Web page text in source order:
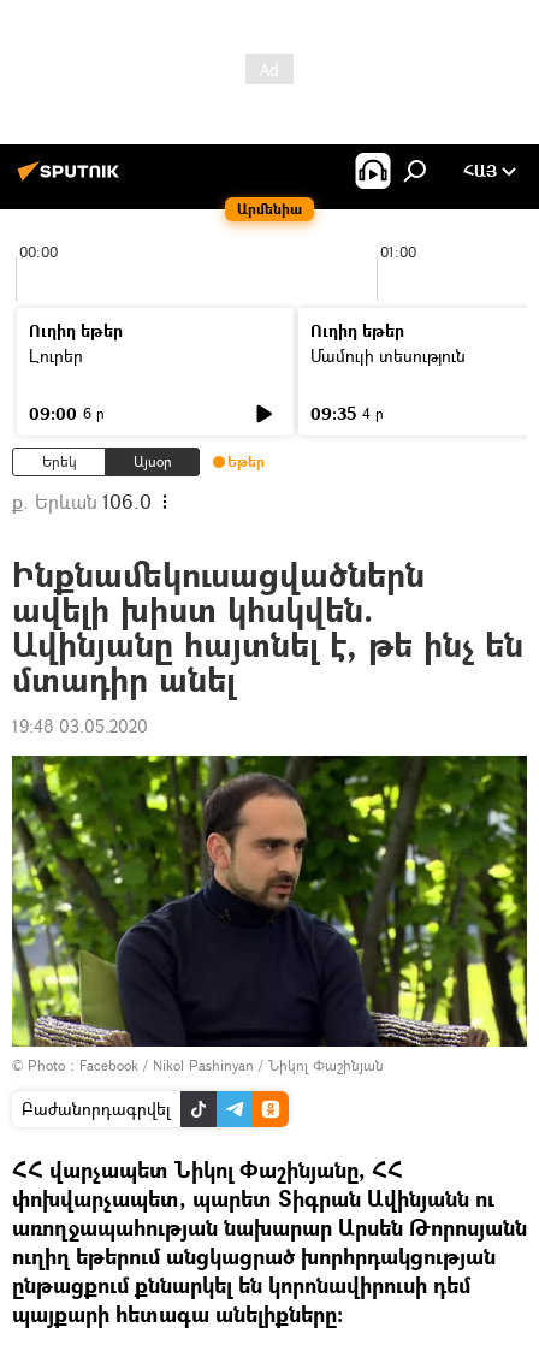
Արմենիա
ՀԱՅ
00:00 01:00
Ուղիղ եթեր
Լուրեր
09:00 6 ր
Ուղիղ եթեր
Մամուլի տեսություն
09:35 4 ր
Երեկ Այսօր Եթեր
ք. Երևան 106.0
Ինքնամեկուսացվածներն
ավելի խիստ կհսկվեն.
Ավինյանը հայտնել է, թե ինչ են
մտադիր անել
19:48 03.05.2020
© Photo : Facebook / Nikol Pashinyan / Նիկոլ Փաշինյան
Բաժանորդագրվել
ՀՀ վարչապետ Նիկոլ Փաշինյանը, ՀՀ
փոխվարչապետ, պարետ Տիգրան Ավինյանն ու
առողջապահության նախարար Արսեն Թորոսյանն
ուղիղ եթերում անցկացրած խորհրդակցության
ընթացքում քննարկել են կորոնավիրուսի դեմ
պայքարի հետագա անելիքները: